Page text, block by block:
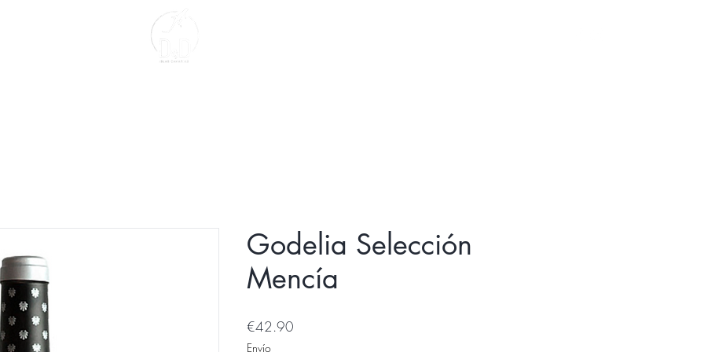
Godelia Selección
Mencía
€42.90
Envío